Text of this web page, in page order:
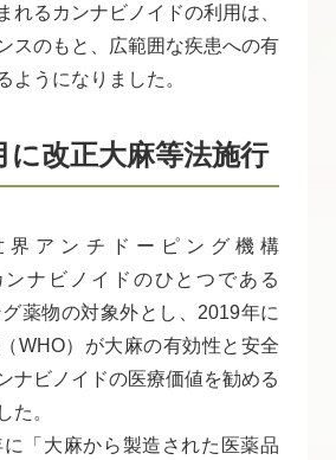
れるカンナビノイドの利用は、
スのもと、広範囲な疾患への有
ようになりました。
に改正大麻等法施行
界アンチドーピング機構
ンナビノイドのひとつである
薬物の対象外とし、2019年に
WHO）が大麻の有効性と安全
ナビノイドの医療価値を勧める
た。
に「大麻から製造された医薬品